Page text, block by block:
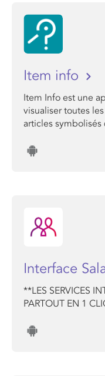
Item info
Item Info est une
visualiser toutes
articles symbolisés
Interface
**LES SERVICES
PARTOUT EN 1